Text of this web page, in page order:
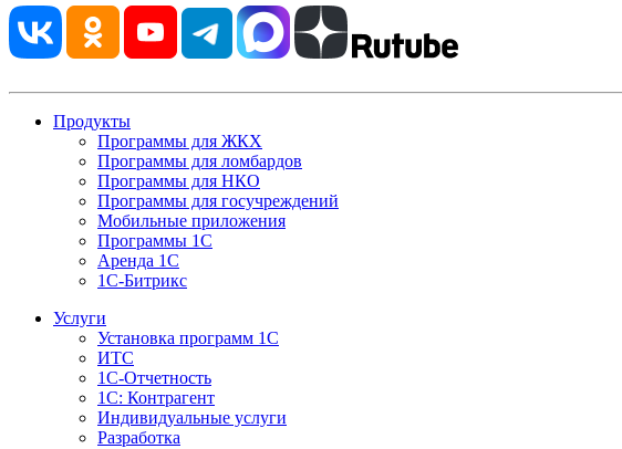
Продукты
Программы для ЖКХ
Программы для ломбардов
Программы для НКО
Программы для госучреждений
Мобильные приложения
Программы 1С
Аренда 1С
1С-Битрикс
Услуги
Установка программ 1С
ИТС
1С-Отчетность
1С: Контрагент
Индивидуальные услуги
Разработка